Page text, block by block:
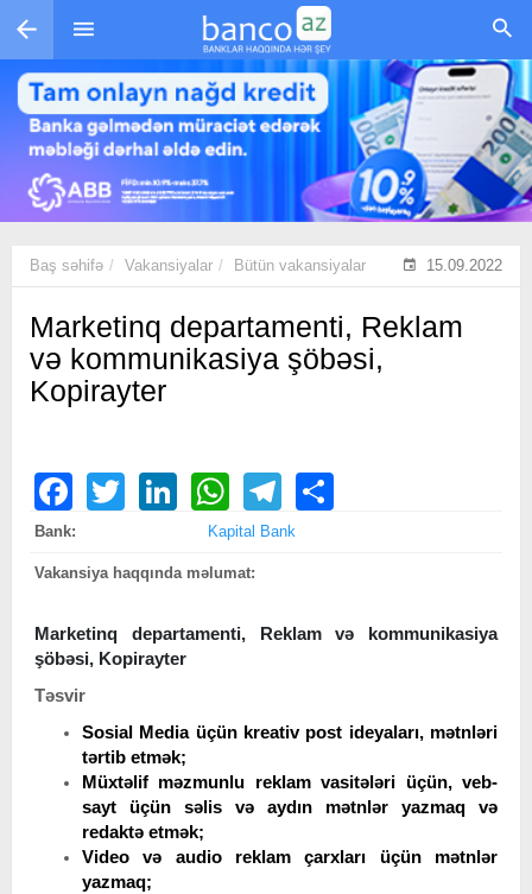
Skip to main content
Baş səhifə Vakansiyalar Bütün vakansiyalar 15.09.2022
Marketinq departamenti, Reklam
və kommunikasiya şöbəsi,
Kopirayter
FacebookTwitter LinkedIn WhatsAppTelegram
Bank: Kapital Bank
Vakansiya haqqında məlumat:
Marketinq departamenti, Reklam və kommunikasiya
şöbəsi, Kopirayter
Təsvir
Sosial Media üçün kreativ post ideyaları, mətnləri
tərtib etmək;
Müxtəlif məzmunlu reklam vasitələri üçün, veb-
sayt üçün səlis və aydın mətnlər yazmaq və
redaktə etmək;
Video və audio reklam çarxları üçün mətnlər
yazmaq;